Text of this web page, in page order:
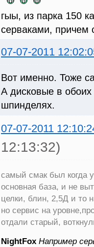
гыы, из парка 150
серваками, причем
07-07-2011
Вот именно. Тоже
А дисковые в
шпинделях.
07-07-2011
12:13:32)
самый смак был когда
основная база, и не
целки, блин, 2,5Д и то
но сервис на
отдали старый,
NightFox Например